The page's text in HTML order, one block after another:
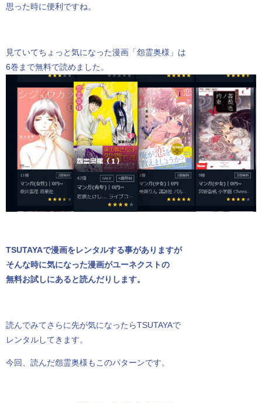
思った時に便利ですね。
見ていてちょっと気になった漫画「怨霊奥様」は
6巻まで無料で読めました。
TSUTAYAで漫画をレンタルする事がありますが
そんな時に気になった漫画がユーネクストの
無料お試しにあると読んだりします。
読んでみてさらに先が気になったらTSUTAYAで
レンタルしてきます。
今回、読んだ怨霊奥様もこのパターンです。